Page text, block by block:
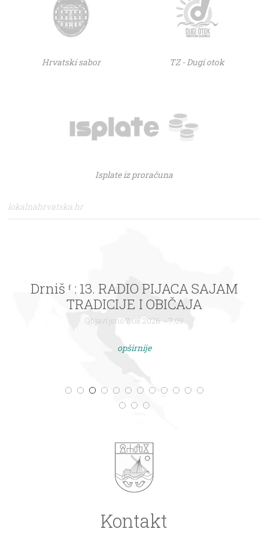
Hrvatski sabor TZ - Dugi otok
Isplate iz proračuna
lokalnahrvatska.hr
Drniš ᶠ : 13. RADIO PIJACA SAJAM
TRADICIJE I OBIČAJA
Objavljeno 7.08.2026. - 7:09
opširnije
Kontakt